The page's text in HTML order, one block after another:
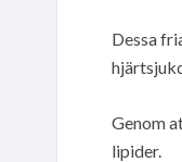
Dessa
Genom
lipider.